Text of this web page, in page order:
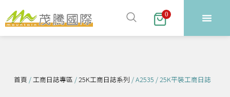
跳
至
主
0
首頁 /工商日誌專區 /25K工商日誌系列 / A2535 / 25K平裝工商日誌